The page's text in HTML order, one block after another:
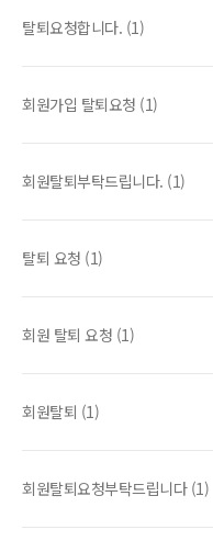
탈퇴요청합니다. (1)
회원가입 탈퇴요청 (1)
회원탈퇴부탁드립니다. (1)
탈퇴 요청 (1)
회원 탈퇴 요청 (1)
회원탈퇴 (1)
회원탈퇴요청부탁드립니다 (1)